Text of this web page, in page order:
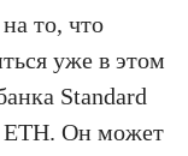
то, что
уже в этом
Standard
ETH. Он может